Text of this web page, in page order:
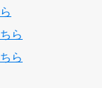
ら
ら